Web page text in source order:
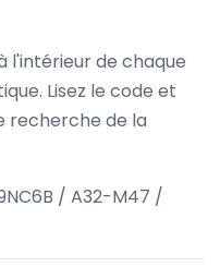
l'intérieur de chaque
Lisez le code et
recherche de la
/ A32-M47 /